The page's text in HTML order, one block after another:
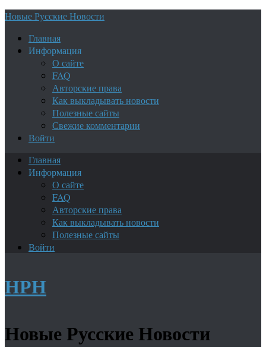
Новые Русские Новости
Главная
Информация
О сайте
FAQ
Авторские права
Как выкладывать новости
Полезные сайты
Свежие комментарии
Войти
Главная
Информация
О сайте
FAQ
Авторские права
Как выкладывать новости
Полезные сайты
Войти
НРН
Новые Русские Новости